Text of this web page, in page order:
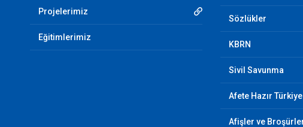
Projelerimiz
Eğitimlerimiz
Sözlükler
KBRN
Sivil Savunma
Afete Hazır Türkiye
Afişler ve